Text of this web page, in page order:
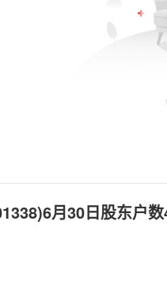
月30日股东户